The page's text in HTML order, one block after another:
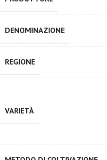
DENOMINAZIONE
REGIONE
VARIETÀ